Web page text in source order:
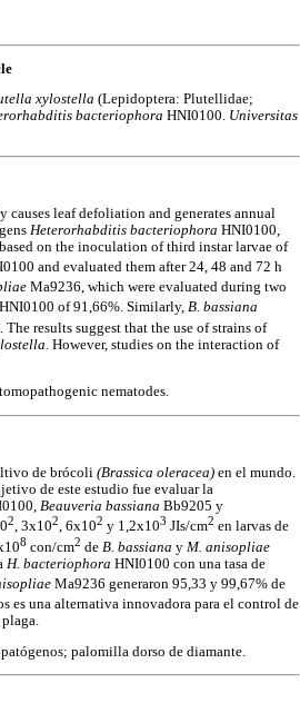
xylostella (Lepidoptera: Plutellidae;
bacteriophora HNI0100. Universitas
leaf defoliation and generates annual
Heterorhabditis bacteriophora HNI0100,
on the inoculation of third instar larvae of
and evaluated them after 24, 48 and 72 h
Ma9236, which were evaluated during two
HNI0100 of 91,66%. Similarly, B. bassiana
. The results suggest that the use of strains of
However, studies on the interaction of
nematodes.
de brócoli (Brassica oleracea) en el mundo.
de este estudio fue evaluar la
Beauveria bassiana Bb9205 y
2, 3x102, 6x102 y 1,2x103 JIs/cm2 en larvas de
8 con/cm2 de B. bassiana y M. anisopliae
H. bacteriophora HNI0100 con una tasa de
Ma9236 generaron 95,33 y 99,67% de
es una alternativa innovadora para el control de
palomilla dorso de diamante.